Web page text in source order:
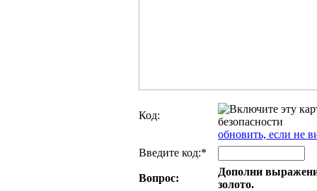
Код:
обновить, если не
Введите код:*
Вопрос:
Дополни
золото.